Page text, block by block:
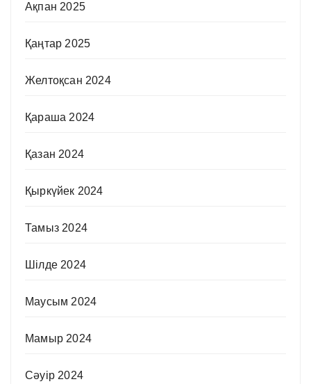
Ақпан 2025
Қаңтар 2025
Желтоқсан 2024
Қараша 2024
Қазан 2024
Қыркүйек 2024
Тамыз 2024
Шілде 2024
Маусым 2024
Мамыр 2024
Сәуір 2024